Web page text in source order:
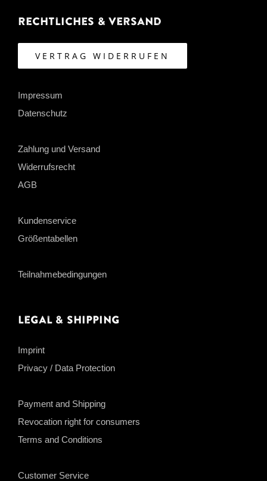
Rechtliches & Versand
VERTRAG WIDERRUFEN
Impressum
Datenschutz
Zahlung und Versand
Widerrufsrecht
AGB
Kundenservice
Größentabellen
Teilnahmebedingungen
Legal & Shipping
Imprint
Privacy / Data Protection
Payment and Shipping
Revocation right for consumers
Terms and Conditions
Customer Service